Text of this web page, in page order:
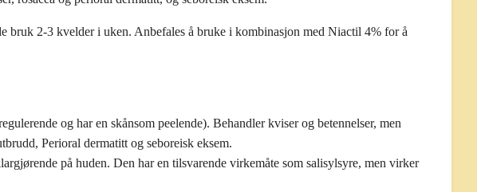
bruk 2-3 kvelder i uken. Anbefales å bruke i kombinasjon med Niactil 4% for å
og har en skånsom peelende). Behandler kviser og betennelser, men
Perioral dermatitt og seboreisk eksem.
på huden. Den har en tilsvarende virkemåte som salisylsyre, men virker